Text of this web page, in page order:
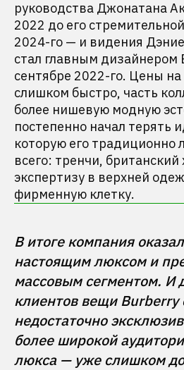
руководства Джонатана
2022 до его
2024-го — и видения
стал главным дизайнером
сентябре 2022-го. Цены
слишком быстро, часть
более нишевую модную
постепенно начал терять
которую его традиционно
всего: тренчи,
экспертизу в верхней
фирменную клетку.
В итоге компания
настоящим люксом и
массовым сегментом. И
клиентов вещи Burberry
недостаточно
более широкой
люкса — уже слишком